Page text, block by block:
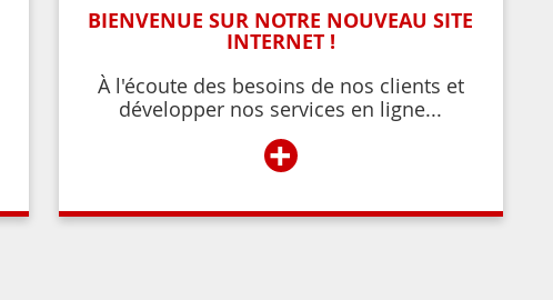
BIENVENUE SUR NOTRE NOUVEAU SITE
INTERNET !
À l'écoute des besoins de nos clients et
développer nos services en ligne...
+